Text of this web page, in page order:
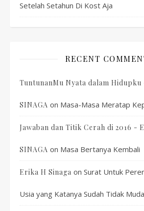
Setelah Setahun Di Kost Aja
RECENT
TuntunanMu Nyata dalam Hidupku
SINAGA on Masa-Masa Meratap
Jawaban dan Titik Cerah di 2016 -
SINAGA on Masa Bertanya Kembali
Erika H Sinaga on Surat Untuk
Usia yang Katanya Sudah Tidak Muda